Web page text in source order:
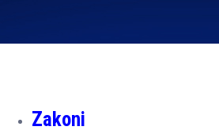
Zakoni